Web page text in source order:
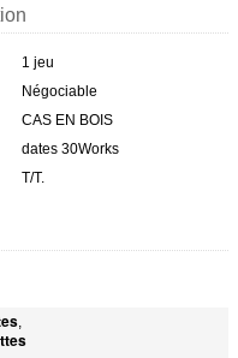
1 jeu
Négociable
CAS EN BOIS
dates 30Works
T/T.
,